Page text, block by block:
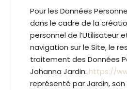
Pour les Données
dans le cadre de la
personnel de l’Utilisateur
navigation sur le Site, le
traitement des Données
Johanna Jardin. https://
représenté par Jardin,